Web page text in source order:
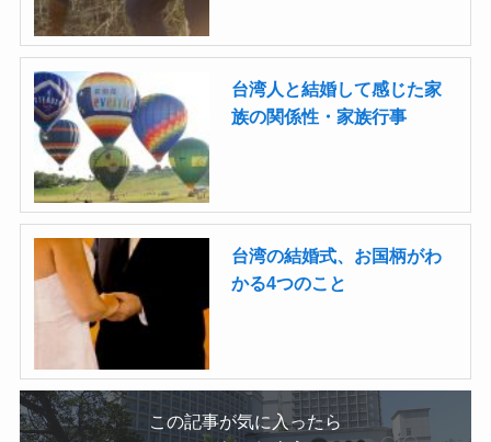
台湾人と結婚して感じた家
族の関係性・家族行事
台湾の結婚式、お国柄がわ
かる4つのこと
この記事が気に入ったら